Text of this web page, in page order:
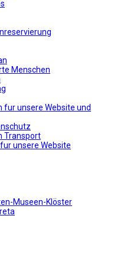
Menschen
fur unsere Website und
Transport
unsere Website
Museen-Klöster